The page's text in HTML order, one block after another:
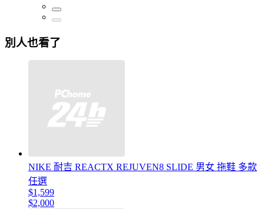
別人也看了
NIKE 耐吉 REACTX REJUVEN8 SLIDE 男女 拖鞋 多款
任選
$1,599
$2,000